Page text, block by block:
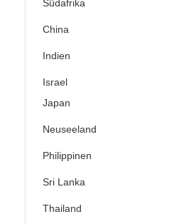
Südafrika
China
Indien
Israel
Japan
Neuseeland
Philippinen
Sri Lanka
Thailand